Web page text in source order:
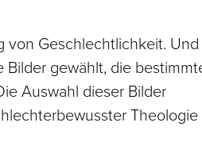
von Geschlechtlichkeit. Und
gewählt, die
Auswahl dieser Bilder
Theologie